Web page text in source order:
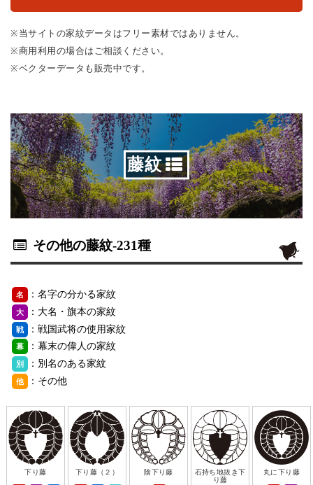
※当サイトの家紋データはフリー素材ではありません。
※商用利用の場合はご相談ください。
※ベクターデータも販売中です。
藤紋
その他の藤紋-231種
名 ：名字の分かる家紋
大 ：大名・旗本の家紋
戦 ：戦国武将の使用家紋
幕 ：幕末の偉人の家紋
別 ：別名のある家紋
他 ：その他
下り藤 下り藤（２） 陰下り藤
石持ち地抜き下
り藤
丸に下り藤